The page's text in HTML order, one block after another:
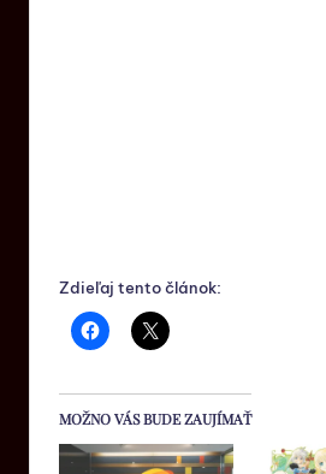
Zdieľaj tento článok:
MOŽNO VÁS BUDE ZAUJÍMAŤ